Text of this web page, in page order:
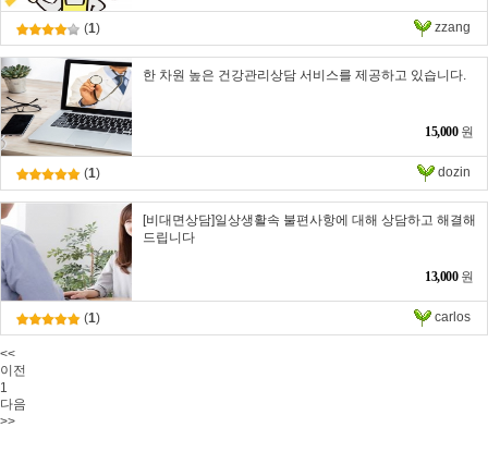
(1) zzang
한 차원 높은 건강관리상담 서비스를 제공하고 있습니다.
15,000 원
(1) dozin
[비대면상담]일상생활속 불편사항에 대해 상담하고 해결해
드립니다
13,000 원
(1) carlos
<<
이전
1
다음
>>